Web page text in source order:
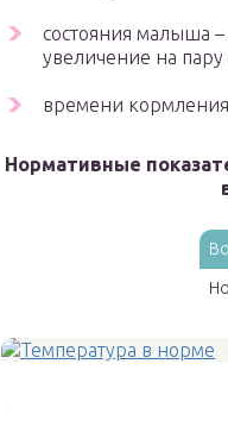
состояния малыша –
увеличение на пару
времени
Нормативные